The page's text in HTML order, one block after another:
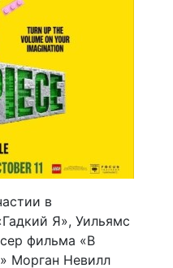
в
Я», Уильямс
фильма «В
Морган Невилл